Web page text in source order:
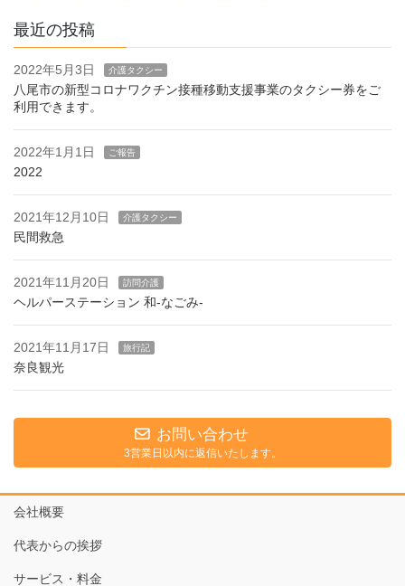
最近の投稿
2022年5月3日 介護タクシー
八尾市の新型コロナワクチン接種移動支援事業のタクシー券をご
利用できます。
2022年1月1日 ご報告
2022
2021年12月10日 介護タクシー
民間救急
2021年11月20日 訪問介護
ヘルパーステーション 和-なごみ-
2021年11月17日 旅行記
奈良観光
お問い合わせ
3営業日以内に返信いたします。
会社概要
代表からの挨拶
サービス・料金